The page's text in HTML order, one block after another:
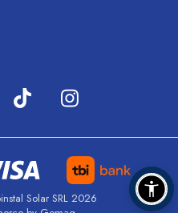
Solar SRL 2026